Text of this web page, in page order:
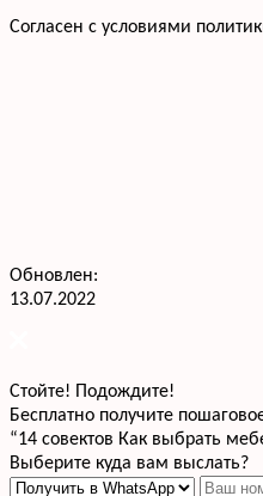
Cогласен с условиями
Обновлен:
13.07.2022
Стойте! Подождите!
Бесплатно получите
“14 совектов Как выбрать
Выберите куда вам выслать?